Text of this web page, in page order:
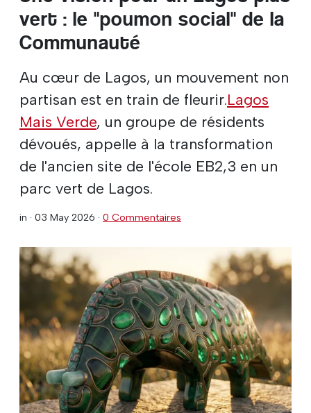
vert : le "poumon social" de la
Communauté
Au cœur de Lagos, un mouvement non
partisan est en train de fleurir.Lagos
Mais Verde, un groupe de résidents
dévoués, appelle à la transformation
de l'ancien site de l'école EB2,3 en un
parc vert de Lagos.
in · 03 May 2026 · 0 Commentaires